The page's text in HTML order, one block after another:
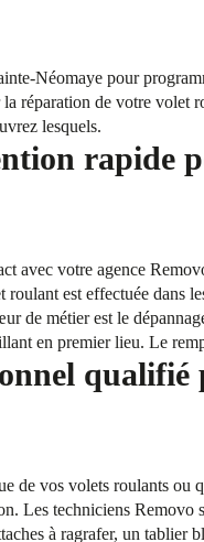
Néomaye pour
réparation de votre volet
lesquels.
rapide
avec votre agence
roulant est effectuée dans
de métier est le
en premier lieu. Le
de vos volets roulants ou
Les techniciens
à ragrafer, un